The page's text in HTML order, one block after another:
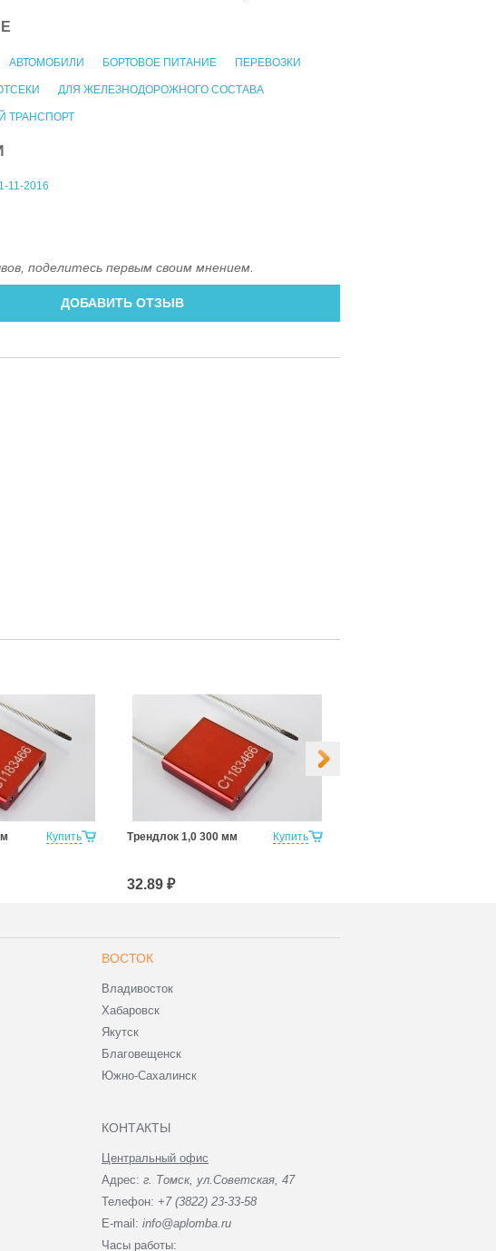
АВТОМОБИЛИ БОРТОВОЕ ПИТАНИЕ ПЕРЕВОЗКИ
ДЛЯ ЖЕЛЕЗНОДОРОЖНОГО СОСТАВА
ТРАНСПОРТ
11-2016
поделитесь первым своим мнением.
ДОБАВИТЬ ОТЗЫВ
Купить Купить
Трендлок 1,0 300 мм
32.89 ₽
ВОСТОК
Владивосток
Хабаровск
Якутск
Благовещенск
Южно-Сахалинск
КОНТАКТЫ
Центральный офис
Адрес: г. Томск, ул.Советская, 47
Телефон: +7 (3822) 23-33-58
E-mail: info@aplomba.ru
Часы работы: